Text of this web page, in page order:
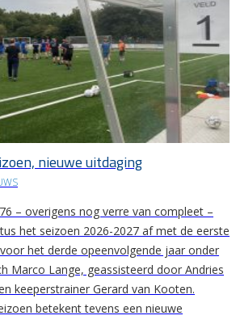
nieuwe uitdaging
– overigens nog verre van compleet –
het seizoen 2026-2027 af met de eerste
het derde opeenvolgende jaar onder
Marco Lange, geassisteerd door Andries
keeperstrainer Gerard van Kooten.
betekent tevens een nieuwe